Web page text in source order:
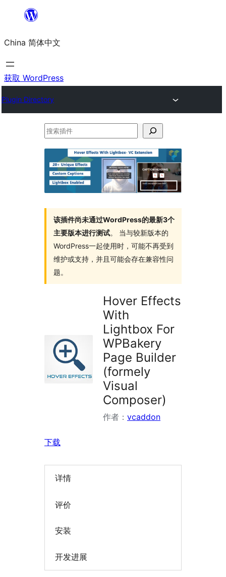
内
容
China 简体中文
获取 WordPress
Plugin Directory
搜
插
件
该插件尚未通过WordPress的最新3个
主要版本进行测试。 当与较新版本的
WordPress一起使用时，可能不再受到
维护或支持，并且可能会存在兼容性问
题。
Hover Effects
With
Lightbox For
WPBakery
Page Builder
(formely
Visual
Composer)
作者： vcaddon
下载
详情
评价
安装
开发进展